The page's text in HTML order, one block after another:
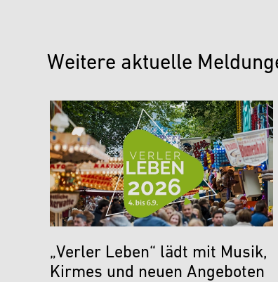
Weitere aktuelle
„Verler Leben“ lädt mit Musik,
Kirmes und neuen Angeboten